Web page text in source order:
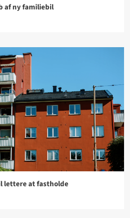
af ny familiebil
lettere at fastholde